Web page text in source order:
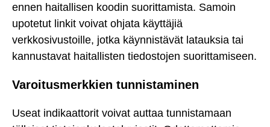
ennen haitallisen koodin suorittamista. Samoin
upotetut linkit voivat ohjata käyttäjiä
verkkosivustoille, jotka käynnistävät latauksia tai
kannustavat haitallisten tiedostojen suorittamiseen.
Varoitusmerkkien tunnistaminen
Useat indikaattorit voivat auttaa tunnistamaan